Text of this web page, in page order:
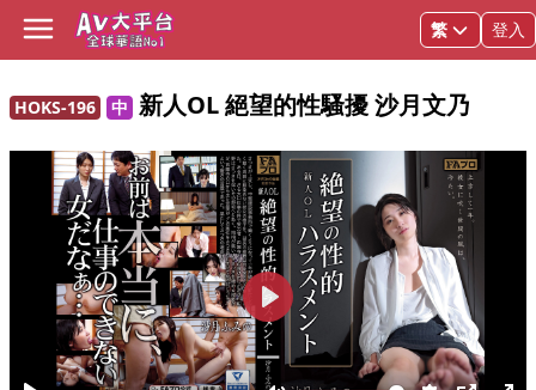
Open main menu Language登入
HOKS-196 中 新人OL 絕望的性騷擾 沙月文乃
Play